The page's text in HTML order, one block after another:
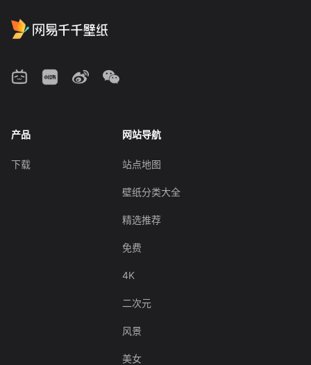
产品
下载
网站导航
站点地图
壁纸分类大全
精选推荐
免费
4K
二次元
风景
美女